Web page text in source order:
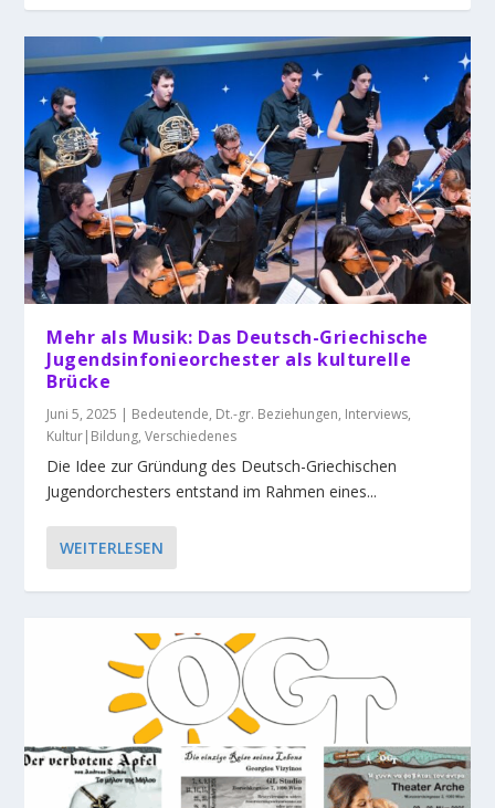
Mehr als Musik: Das Deutsch-Griechische
Jugendsinfonieorchester als kulturelle
Brücke
Juni 5, 2025 | Bedeutende, Dt.-gr. Beziehungen, Interviews,
Kultur|Bildung,Verschiedenes
Die Idee zur Gründung des Deutsch-Griechischen
Jugendorchesters entstand im Rahmen eines...
WEITERLESEN